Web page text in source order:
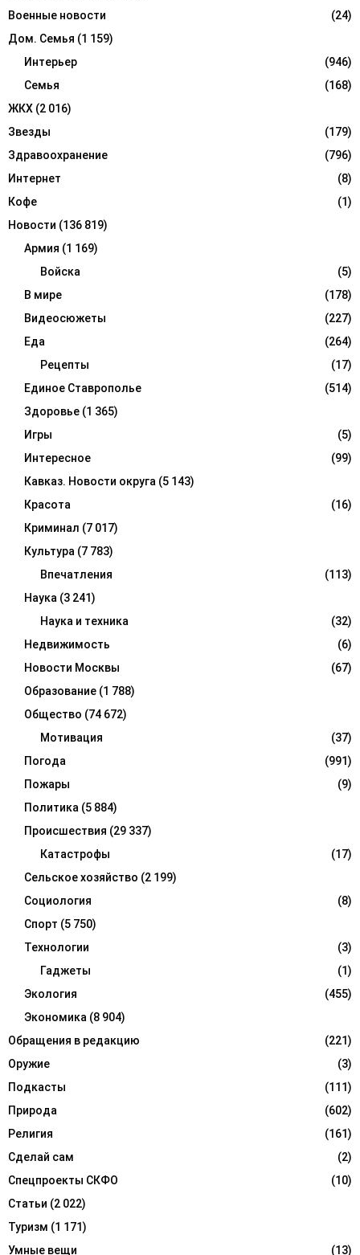
H
Военные новости
(24)
Дом. Семья (1 159)
Интерьер
(946)
Семья
(168)
ЖКХ (2 016)
Звезды
(179)
Здравоохранение
(796)
Интернет
(8)
Кофе
(1)
Новости (136 819)
Армия (1 169)
Войска
(5)
В мире
(178)
Видеосюжеты
(227)
Еда
(264)
Рецепты
(17)
Единое Ставрополье
(514)
Здоровье (1 365)
Игры
(5)
Интересное
(99)
Кавказ. Новости округа (5 143)
Красота
(16)
Криминал (7 017)
Культура (7 783)
Впечатления
(113)
Наука (3 241)
Наука и техника
(32)
Недвижимость
(6)
Новости Москвы
(67)
Образование (1 788)
Общество (74 672)
Мотивация
(37)
Погода
(991)
Пожары
(9)
Политика (5 884)
Происшествия (29 337)
Катастрофы
(17)
Сельское хозяйство (2 199)
Социология
(8)
Спорт (5 750)
Технологии
(3)
Гаджеты
(1)
Экология
(455)
Экономика (8 904)
Обращения в редакцию
(221)
Оружие
(3)
Подкасты
(111)
Природа
(602)
Религия
(161)
Сделай сам
(2)
Спецпроекты СКФО
(10)
Статьи (2 022)
Туризм (1 171)
Умные вещи
(13)